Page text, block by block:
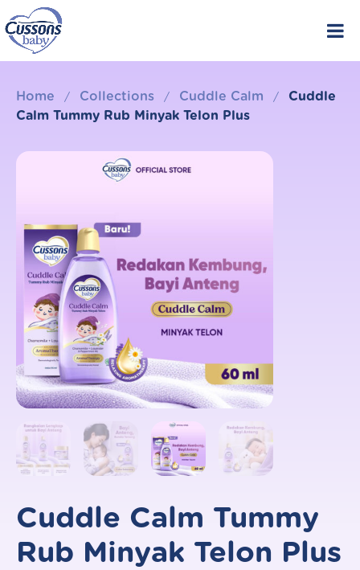
to
content
Home / Collections / Cuddle Calm /
Cuddle
Calm Tummy Rub Minyak Telon Plus
Cuddle Calm Tummy
Rub Minyak Telon Plus